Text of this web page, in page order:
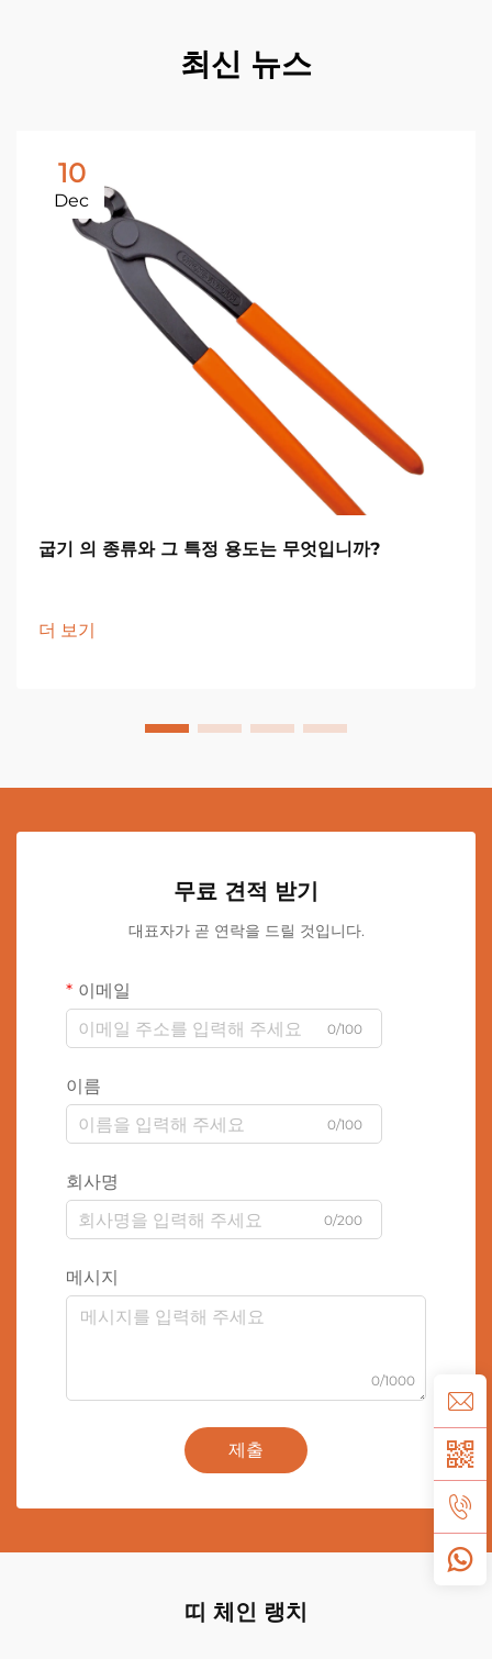
최신 뉴스
10
Dec
굽기 의 종류와 그 특정 용도는 무엇입니까?
더 보기
무료 견적 받기
대표자가 곧 연락을 드릴 것입니다.
이메일
0/100
이름
0/100
회사명
0/200
메시지
0/1000
제출
띠 체인 랭치